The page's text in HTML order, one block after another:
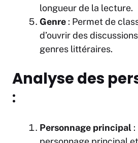
longueur de la lecture.
Genre : Permet de
d’ouvrir des
genres littéraires.
Analyse des
:
Personnage principal